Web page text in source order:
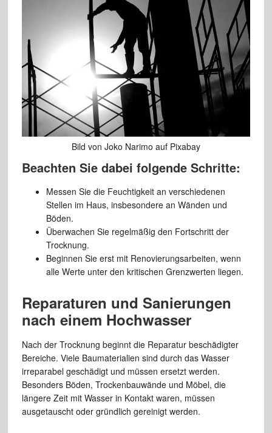
Bild von Joko Narimo auf Pixabay
Beachten Sie dabei folgende Schritte:
Messen Sie die Feuchtigkeit an verschiedenen
Stellen im Haus, insbesondere an Wänden und
Böden.
Überwachen Sie regelmäßig den Fortschritt der
Trocknung.
Beginnen Sie erst mit Renovierungsarbeiten, wenn
alle Werte unter den kritischen Grenzwerten liegen.
Reparaturen und Sanierungen
nach einem Hochwasser
Nach der Trocknung beginnt die Reparatur beschädigter
Bereiche. Viele Baumaterialien sind durch das Wasser
irreparabel geschädigt und müssen ersetzt werden.
Besonders Böden, Trockenbauwände und Möbel, die
längere Zeit mit Wasser in Kontakt waren, müssen
ausgetauscht oder gründlich gereinigt werden.